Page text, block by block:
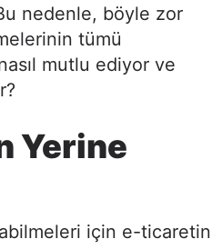
nedenle, böyle zor
tümü
mutlu ediyor ve
Yerine
için e-ticaretin